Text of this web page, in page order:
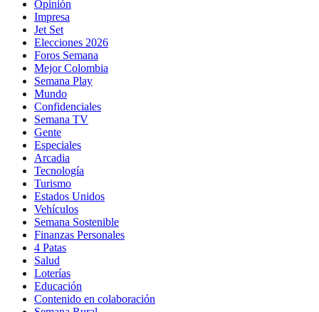
Opinión
Impresa
Jet Set
Elecciones 2026
Foros Semana
Mejor Colombia
Semana Play
Mundo
Confidenciales
Semana TV
Gente
Especiales
Arcadia
Tecnología
Turismo
Estados Unidos
Vehículos
Semana Sostenible
Finanzas Personales
4 Patas
Salud
Loterías
Educación
Contenido en colaboración